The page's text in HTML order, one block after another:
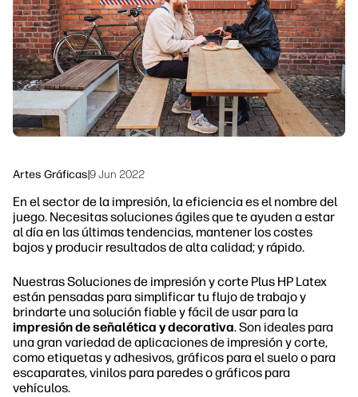
Síguenos
linkedInfacebook
twitteryoutube
Artes Gráficas|9 Jun 2022
En el sector de la impresión, la eficiencia es el nombre del
juego. Necesitas soluciones ágiles que te ayuden a estar
al día en las últimas tendencias, mantener los costes
bajos y producir resultados de alta calidad; y rápido.
Nuestras Soluciones de impresión y corte Plus HP Latex
están pensadas para simplificar tu flujo de trabajo y
brindarte una solución fiable y fácil de usar para la
impresión de señalética y decorativa. Son ideales para
una gran variedad de aplicaciones de impresión y corte,
como etiquetas y adhesivos, gráficos para el suelo o para
escaparates, vinilos para paredes o gráficos para
vehículos.